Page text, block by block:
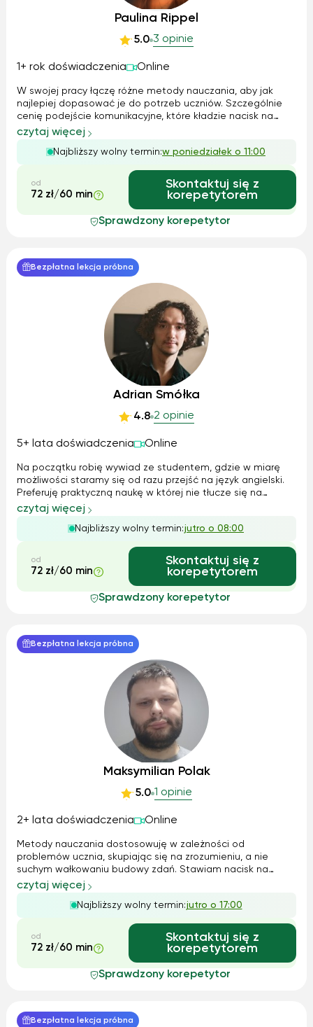
Paulina Rippel
5.0 3 opinie
1+ rok doświadczenia Online
W swojej pracy łączę różne metody nauczania, aby jak
najlepiej dopasować je do potrzeb uczniów. Szczególnie
cenię podejście komunikacyjne, które kładzie nacisk na
praktyczne użycie języka w codziennych sytuacjach.
Wykorzystuję też elementy immersji językowej, czyli
otaczanie się językiem i używanie ...
czytaj więcej
Najbliższy wolny termin:w poniedziałek o 11:00
od
72 zł/60 min
Skontaktuj się z
korepetytorem
Sprawdzony korepetytor
Bezpłatna lekcja próbna
Adrian Smółka
4.8 2 opinie
5+ lata doświadczenia Online
Na początku robię wywiad ze studentem, gdzie w miarę
możliwości staramy się od razu przejść na język angielski.
Preferuję praktyczną naukę w której nie tłucze się na
pamięć formułek, tylko Standardowa lekcja złożona jest
większości z rozmowy, praktycznych ćwiczeń
gramatycznych, w zależności od poz...
czytaj więcej
Najbliższy wolny termin:jutro o 08:00
od
72 zł/60 min
Skontaktuj się z
korepetytorem
Sprawdzony korepetytor
Bezpłatna lekcja próbna
Maksymilian Polak
5.0 1 opinie
2+ lata doświadczenia Online
Metody nauczania dostosowuję w zależności od
problemów ucznia, skupiając się na zrozumieniu, a nie
suchym wałkowaniu budowy zdań. Stawiam nacisk na
poprawną wymowę oraz na to, aby uczeń czuł się
komfortowo w trakcie lekcji. Z młodszymi dziećmi skupiam
się na czytaniu oraz tworzeniu prostych zdań, za...
czytaj więcej
Najbliższy wolny termin:jutro o 17:00
od
72 zł/60 min
Skontaktuj się z
korepetytorem
Sprawdzony korepetytor
Bezpłatna lekcja próbna